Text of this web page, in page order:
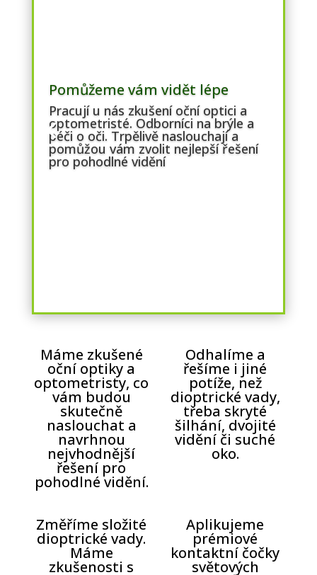
Pomůžeme vám vidět lépe
Pracují u nás zkušení oční optici a
optometristé. Odborníci na brýle a
péči o oči. Trpělivě naslouchají a
pomůžou vám zvolit nejlepší řešení
pro pohodlné vidění
Máme zkušené
oční optiky a
optometristy, co
vám budou
skutečně
naslouchat a
navrhnou
nejvhodnější
řešení pro
pohodlné vidění.
Odhalíme a
řešíme i jiné
potíže, než
dioptrické vady,
třeba skryté
šilhání, dvojité
vidění či suché
oko.
Změříme složité
dioptrické vady.
Máme
zkušenosti s
Aplikujeme
prémiové
kontaktní čočky
světových